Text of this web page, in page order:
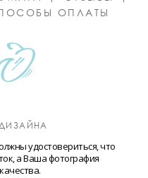
ОПЛАТЫ
удостовериться, что
а Ваша фотография